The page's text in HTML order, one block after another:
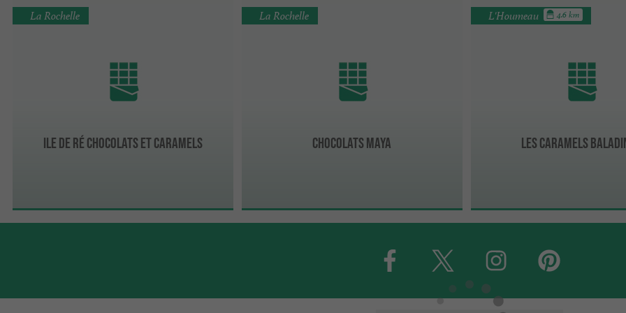
Ile de Ré Chocolats et Caramels
La Rochelle
Chocolats Maya
La Rochelle
Les Caramels
L'Houmeau 4.6 km